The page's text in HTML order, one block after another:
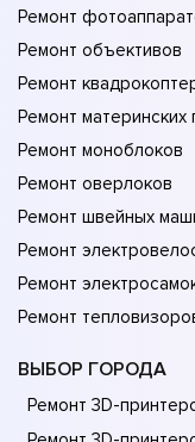
Ремонт
Ремонт объективов
Ремонт
Ремонт материнских
Ремонт моноблоков
Ремонт оверлоков
Ремонт швейных
Ремонт
Ремонт
Ремонт
ВЫБОР ГОРОДА
Ремонт 3D-